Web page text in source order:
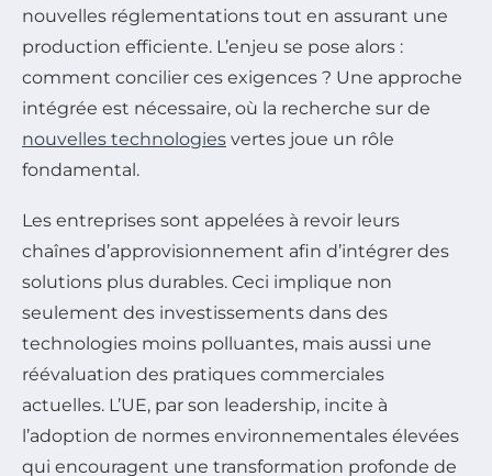
nouvelles réglementations tout en assurant une
production efficiente. L’enjeu se pose alors :
comment concilier ces exigences ? Une approche
intégrée est nécessaire, où la recherche sur de
nouvelles technologies vertes joue un rôle
fondamental.
Les entreprises sont appelées à revoir leurs
chaînes d’approvisionnement afin d’intégrer des
solutions plus durables. Ceci implique non
seulement des investissements dans des
technologies moins polluantes, mais aussi une
réévaluation des pratiques commerciales
actuelles. L’UE, par son leadership, incite à
l’adoption de normes environnementales élevées
qui encouragent une transformation profonde de